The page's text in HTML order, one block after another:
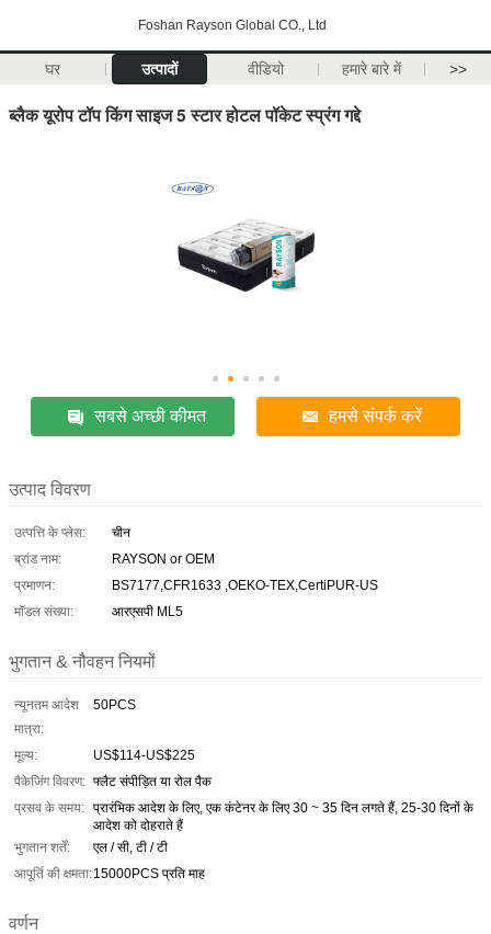
Foshan Rayson Global CO., Ltd
घर उत्पादों वीडियो हमारे बारे में >>
ब्लैक यूरोप टॉप किंग साइज 5 स्टार होटल पॉकेट स्प्रंग गद्दे
सबसे अच्छी कीमत हमसे संपर्क करें
उत्पाद विवरण
उत्पत्ति के प्लेस:
चीन
ब्रांड नाम:
RAYSON or OEM
प्रमाणन:
BS7177,CFR1633 ,OEKO-TEX,CertiPUR-US
मॉडल संख्या:
आरएसपी ML5
भुगतान & नौवहन नियमों
न्यूनतम आदेश
मात्रा:
50PCS
मूल्य:
US$114-US$225
पैकेजिंग विवरण: फ्लैट संपीड़ित या रोल पैक
प्रसव के समय: प्रारंभिक आदेश के लिए, एक कंटेनर के लिए 30 ~ 35 दिन लगते हैं, 25-30 दिनों के
आदेश को दोहराते हैं
भुगतान शर्तें:
एल / सी, टी / टी
आपूर्ति की क्षमता:15000PCS प्रति माह
वर्णन